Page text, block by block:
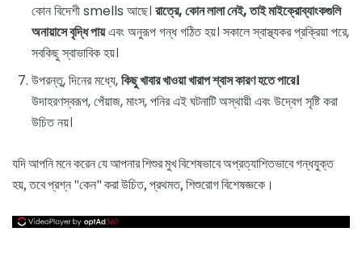
কোন বিদেশী smells আছে। রাত্রে, কোন লালা নেই, তাই মাইক্রোব্যাংকগুলি
অনায়াসে বৃদ্ধি পায়এবং অনুরূপ গন্ধ গঠিত হয়। সকালে স্বাস্থ্যকর প্রক্রিয়া পরে,
সবকিছু স্বাভাবিক হয়।
উপরন্তু, দিনের মধ্যে,কিছু খাবার খাওয়া খারাপ শ্বাস কারণ হতে পারে।
উদাহরণস্বরূপ, পেঁয়াজ, মাংস, পনির এই ঘটনাটি অস্থায়ী এবং উদ্বেগ সৃষ্টি করা
উচিত নয়।
যদি আপনি মনে করেন যে আপনার শিশুর মুখ বিশেষভাবে অপ্রত্যাশিতভাবে গন্ধযুক্ত
হয়, তবে প্রশ্ন "কেন" করা উচিত, প্রথমত, শিশুরোগ বিশেষজ্ঞকে।